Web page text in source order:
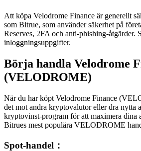
Att köpa Velodrome Finance är generellt
som Bitrue, som använder säkerhet på
Reserves, 2FA och anti-phishing-åtgärder.
inloggningsuppgifter.
Börja handla Velodrome
(VELODROME)
När du har köpt Velodrome Finance
det mot andra kryptovalutor eller dra nytta
kryptovinst-program för att maximera dina
Bitrues mest populära VELODROME
Spot-handel ：